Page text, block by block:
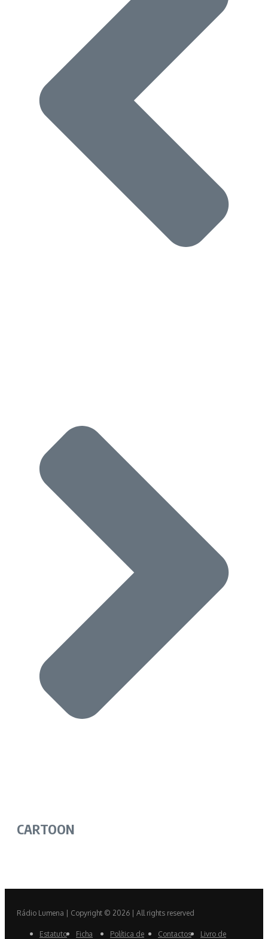
CARTOON
Rádio Lumena | Copyright © 2026 | All rights reserved
Estatuto Ficha Política de Contactos Livro de